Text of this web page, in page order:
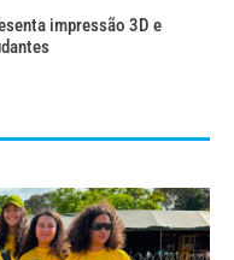
impressão 3D e